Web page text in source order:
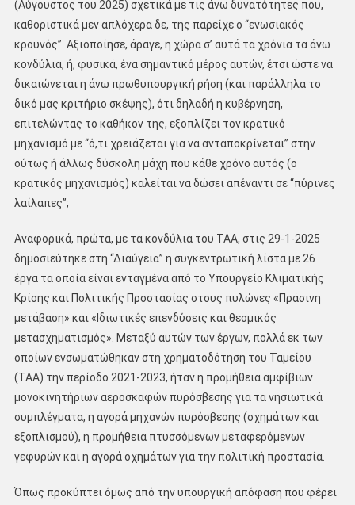
(Αύγουστος του 2025) σχετικά με τις άνω δυνατότητες που,
καθοριστικά μεν απλόχερα δε, της παρείχε ο ‘‘ενωσιακός
κρουνός’’. Αξιοποίησε, άραγε, η χώρα σ’ αυτά τα χρόνια τα άνω
κονδύλια, ή, φυσικά, ένα σημαντικό μέρος αυτών, έτσι ώστε να
δικαιώνεται η άνω πρωθυπουργική ρήση (και παράλληλα το
δικό μας κριτήριο σκέψης), ότι δηλαδή η κυβέρνηση,
επιτελώντας το καθήκον της, εξοπλίζει τον κρατικό
μηχανισμό με ‘‘ό,τι χρειάζεται για να ανταποκρίνεται’’ στην
ούτως ή άλλως δύσκολη μάχη που κάθε χρόνο αυτός (ο
κρατικός μηχανισμός) καλείται να δώσει απέναντι σε ‘‘πύρινες
λαίλαπες’’;
Αναφορικά, πρώτα, με τα κονδύλια του ΤΑΑ, στις 29-1-2025
δημοσιεύτηκε στη ‘‘Διαύγεια’’ η συγκεντρωτική λίστα με 26
έργα τα οποία είναι ενταγμένα από το Υπουργείο Κλιματικής
Κρίσης και Πολιτικής Προστασίας στους πυλώνες «Πράσινη
μετάβαση» και «Ιδιωτικές επενδύσεις και θεσμικός
μετασχηματισμός». Μεταξύ αυτών των έργων, πολλά εκ των
οποίων ενσωματώθηκαν στη χρηματοδότηση του Ταμείου
(ΤΑΑ) την περίοδο 2021-2023, ήταν η προμήθεια αμφίβιων
μονοκινητήριων αεροσκαφών πυρόσβεσης για τα νησιωτικά
συμπλέγματα, η αγορά μηχανών πυρόσβεσης (οχημάτων και
εξοπλισμού), η προμήθεια πτυσσόμενων μεταφερόμενων
γεφυρών και η αγορά οχημάτων για την πολιτική προστασία.
Όπως προκύπτει όμως από την υπουργική απόφαση που φέρει